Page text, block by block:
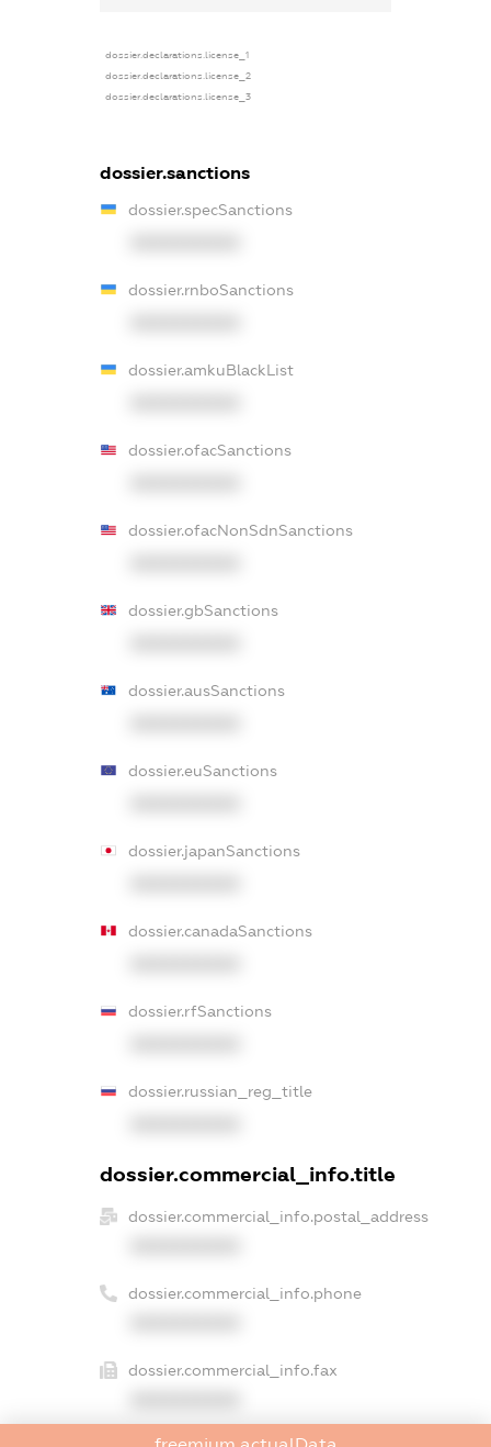
dossier.declarations.license_1
dossier.declarations.license_2
dossier.declarations.license_3
dossier.sanctions
dossier.specSanctions
dossier.rnboSanctions
dossier.amkuBlackList
dossier.ofacSanctions
dossier.ofacNonSdnSanctions
dossier.gbSanctions
dossier.ausSanctions
dossier.euSanctions
dossier.japanSanctions
dossier.canadaSanctions
dossier.rfSanctions
dossier.russian_reg_title
dossier.commercial_info.title
dossier.commercial_info.postal_address
dossier.commercial_info.phone
dossier.commercial_info.fax